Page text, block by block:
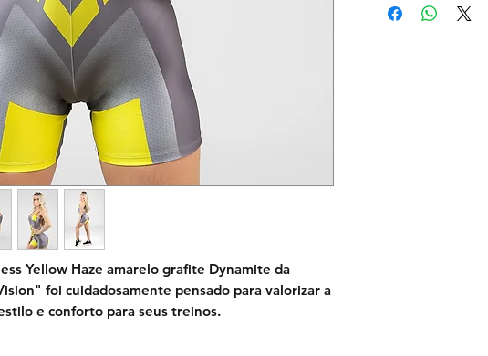
Yellow Haze amarelo grafite Dynamite da
foi cuidadosamente pensado para valorizar a
e conforto para seus treinos.